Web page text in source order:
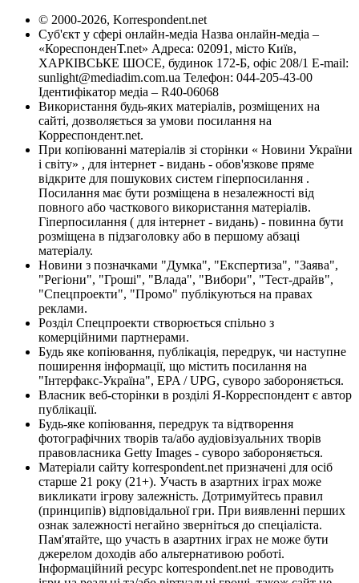
© 2000-2026, Korrespondent.net
Суб'єкт у сфері онлайн-медіа Назва онлайн-медіа –
«КореспонденТ.net» Адреса: 02091, місто Київ,
ХАРКІВСЬКЕ ШОСЕ, будинок 172-Б, офіс 208/1 E-mail:
sunlight@mediadim.com.ua Телефон: 044-205-43-00
Ідентифікатор медіа – R40-06068
Використання будь-яких матеріалів, розміщених на
сайті, дозволяється за умови посилання на
Корреспондент.net.
При копіюванні матеріалів зі сторінки « Новини України
і світу» , для інтернет - видань - обов'язкове пряме
відкрите для пошукових систем гіперпосилання .
Посилання має бути розміщена в незалежності від
повного або часткового використання матеріалів.
Гіперпосилання ( для інтернет - видань) - повинна бути
розміщена в підзаголовку або в першому абзаці
матеріалу.
Новини з позначками "Думка", "Експертиза", "Заява",
"Регіони", "Гроші", "Влада", "Вибори", "Тест-драйв",
"Спецпроекти", "Промо" публікуються на правах
реклами.
Розділ Спецпроекти створюється спільно з
комерційними партнерами.
Будь яке копіювання, публікація, передрук, чи наступне
поширення інформації, що містить посилання на
"Інтерфакс-Україна", EPA / UPG, суворо забороняється.
Власник веб-сторінки в розділі Я-Корреспондент є автор
публікації.
Будь-яке копіювання, передрук та відтворення
фотографічних творів та/або аудіовізуальних творів
правовласника Getty Images - суворо забороняється.
Матеріали сайту korrespondent.net призначені для осіб
старше 21 року (21+). Участь в азартних іграх може
викликати ігрову залежність. Дотримуйтесь правил
(принципів) відповідальної гри. При виявленні перших
ознак залежності негайно зверніться до спеціаліста.
Пам'ятайте, що участь в азартних іграх не може бути
джерелом доходів або альтернативою роботі.
Інформаційний ресурс korrespondent.net не проводить